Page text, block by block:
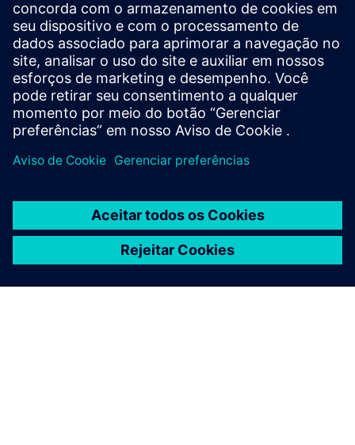
Distrito Federal | Em breve
Entenda como impulsionar a modernização energética
nas indústrias de infraestrutura.